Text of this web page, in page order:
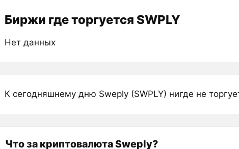
Биржи где торгуется SWPLY
Нет данных
К сегодняшнему дню Sweply (SWPLY) нигде не
Что за криптовалюта Sweply?